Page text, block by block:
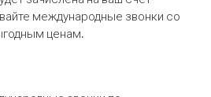
международные звонки со
ценам.